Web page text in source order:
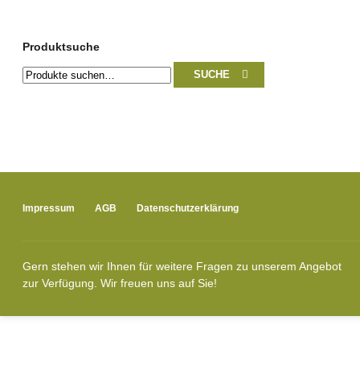
Produktsuche
Suche
nach:
SUCHE
Impressum AGB Datenschutzerklärung
Gern stehen wir Ihnen für weitere Fragen zu unserem Angebot
zur Verfügung. Wir freuen uns auf Sie!